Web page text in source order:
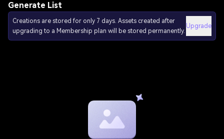
Generate List
Creations are stored for only 7 days. Assets created after
upgrading to a Membership plan will be stored permanently.
Upgrade